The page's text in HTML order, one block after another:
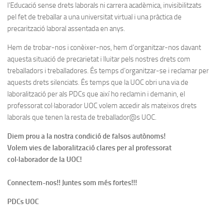
l’Educació sense drets laborals ni carrera acadèmica, invisibilitzats
pel fet de treballar a una universitat virtual i una pràctica de
precarització laboral assentada en anys.
Hem de trobar-nos i conèixer-nos, hem d’organitzar-nos davant
aquesta situació de precarietat i lluitar pels nostres drets com
treballadors i treballadores. És temps d’organitzar-se i reclamar per
aquests drets silenciats. És temps que la UOC obri una via de
laboralització per als PDCs que així ho reclamin i demanin, el
professorat col·laborador UOC volem accedir als mateixos drets
laborals que tenen la resta de treballador@s UOC.
Diem prou a la nostra condició de falsos autònoms!
Volem vies de laboralització clares per al professorat
col·laborador de la UOC!
Connectem-nos!! Juntes som més fortes!!!
PDCs UOC